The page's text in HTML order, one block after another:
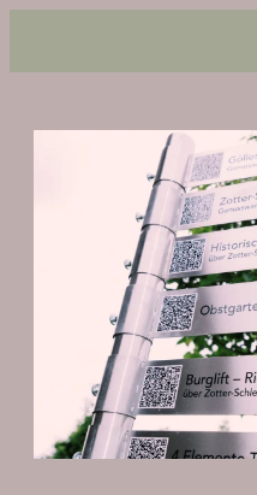
Offer Details